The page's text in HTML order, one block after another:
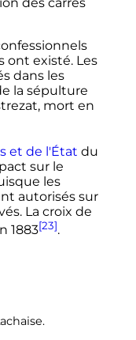
ont existé. Les
dans les
la sépulture
mort en
et de l'État du
sur le
les
autorisés sur
La croix de
1883[23].